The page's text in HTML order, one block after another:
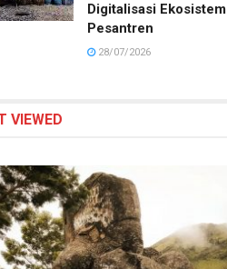
Digitalisasi Ekosistem
Pesantren
28/07/2026
VIEWED